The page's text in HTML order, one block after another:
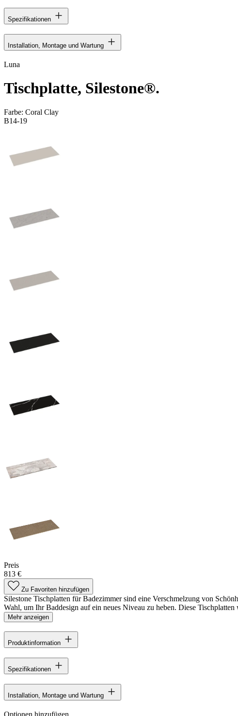
Spezifikationen
Installation, Montage und Wartung
Luna
Tischplatte, Silestone®.
Farbe: Coral Clay
B14-19
Preis
813 €
Zu Favoriten hinzufügen
Silestone Tischplatten für Badezimmer sind eine Verschmelzung von
Wahl, um Ihr Baddesign auf ein neues Niveau zu heben. Diese Tischplatten
Mehr anzeigen
Produktinformation
Spezifikationen
Installation, Montage und Wartung